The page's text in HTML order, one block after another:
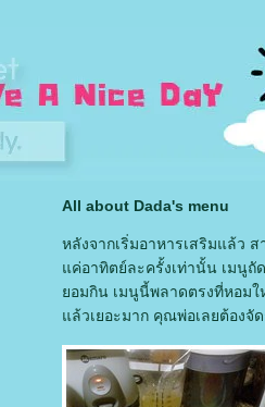
All about Dada's menu
หลังจากเริ่มอาหารเสริมแล้ว
ค่อาทิตย์ละครั้งเท่านั้น เมนูถั
อมกิน เมนูนี้พลาดตรงที่หอมใ
ล้วเยอะมาก คุณพ่อเลยต้องจัด